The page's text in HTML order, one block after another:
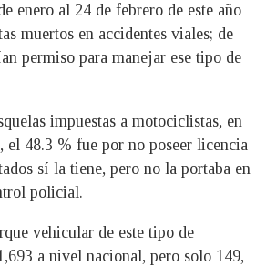
enero al 24 de febrero de este año
muertos en accidentes viales; de
permiso para manejar ese tipo de
impuestas a motociclistas, en
el 48.3 % fue por no poseer licencia
sí la tiene, pero no la portaba en
policial.
vehicular de este tipo de
a nivel nacional, pero solo 149,